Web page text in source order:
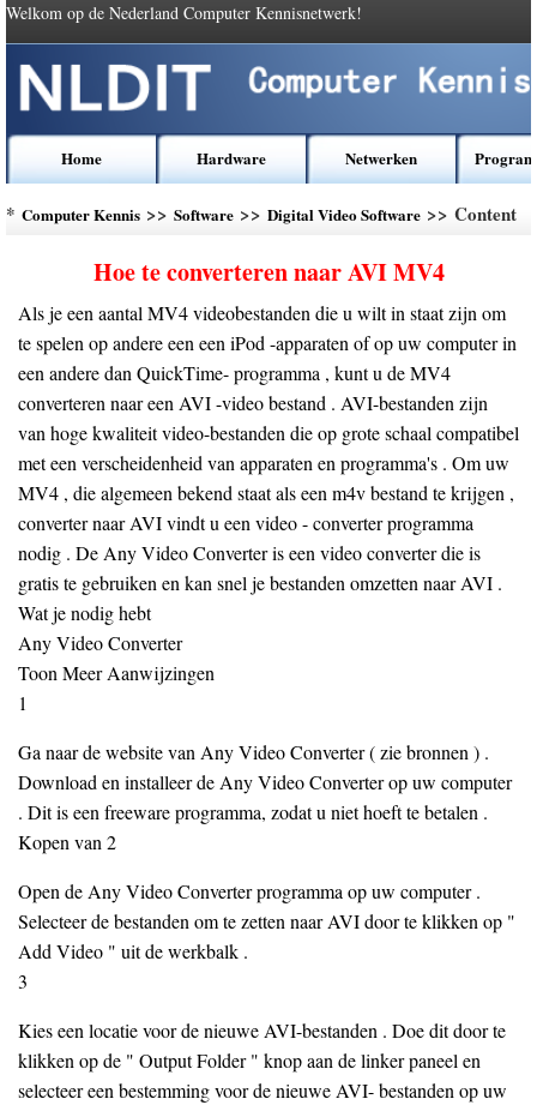
Welkom op de Nederland Computer Kennisnetwerk!
Home Hardware Netwerken
* Computer Kennis >> Software >> Digital Video Software >> Content
Hoe te converteren naar AVI MV4
Als je een aantal MV4 videobestanden die u wilt in staat zijn om
te spelen op andere een een iPod -apparaten of op uw computer in
een andere dan QuickTime- programma , kunt u de MV4
converteren naar een AVI -video bestand . AVI-bestanden zijn
van hoge kwaliteit video-bestanden die op grote schaal compatibel
met een verscheidenheid van apparaten en programma's . Om uw
MV4 , die algemeen bekend staat als een m4v bestand te krijgen ,
converter naar AVI vindt u een video - converter programma
nodig . De Any Video Converter is een video converter die is
gratis te gebruiken en kan snel je bestanden omzetten naar AVI .
Wat je nodig hebt
Any Video Converter
Toon Meer Aanwijzingen
1
Ga naar de website van Any Video Converter ( zie bronnen ) .
Download en installeer de Any Video Converter op uw computer
. Dit is een freeware programma, zodat u niet hoeft te betalen .
Kopen van 2
Open de Any Video Converter programma op uw computer .
Selecteer de bestanden om te zetten naar AVI door te klikken op "
Add Video " uit de werkbalk .
3
Kies een locatie voor de nieuwe AVI-bestanden . Doe dit door te
klikken op de " Output Folder " knop aan de linker paneel en
selecteer een bestemming voor de nieuwe AVI- bestanden op uw